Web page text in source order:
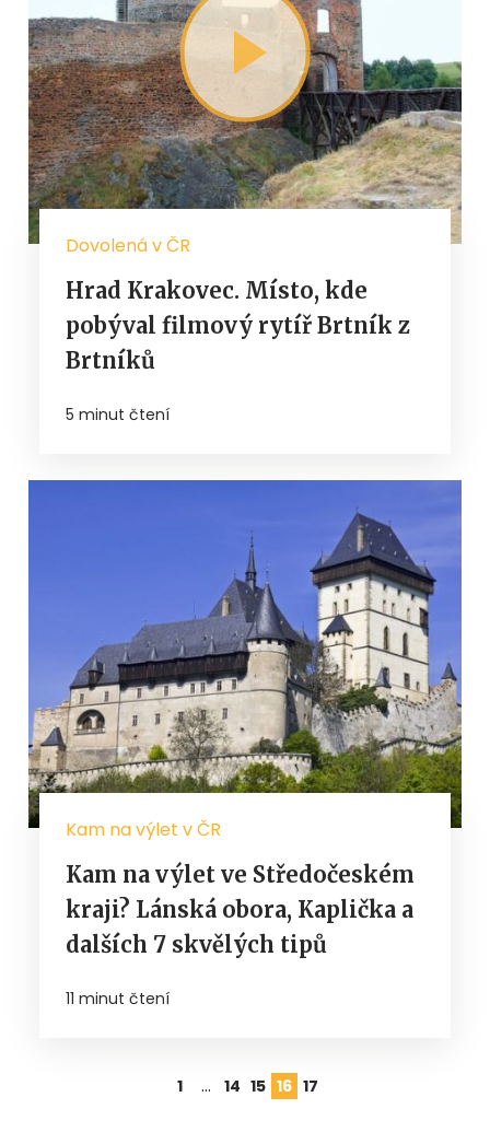
Dovolená v ČR
Hrad Krakovec. Místo, kde
pobýval filmový rytíř Brtník z
Brtníků
5 minut čtení
Kam na výlet v ČR
Kam na výlet ve Středočeském
kraji? Lánská obora, Kaplička a
dalších 7 skvělých tipů
11 minut čtení
1 … 14 15 16 17